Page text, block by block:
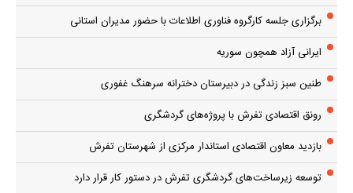
برگزاری جلسه کارگروه فناوری اطلاعات با حضور مدیران استانی
ایرانی آزاد همچون سوریه
طنین سبز زندگی در دبیرستان دخترانه سرهنگ غفوری
رونق اقتصادی تفرش با پروژه‌های گردشگری
بازدید معاون اقتصادی استاندار مرکزی از شهرستان تفرش
توسعه زیرساخت‌های گردشگری تفرش در دستور کار قرار دارد